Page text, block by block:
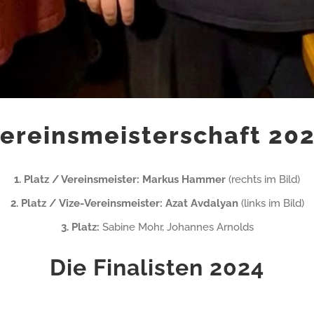
1. Platz / Vereinsmeister: Markus Hammer (rechts im Bild)
2. Platz / Vize-Vereinsmeister: Azat Avdalyan(links im Bild)
3. Platz: Sabine Mohr, Johannes Arnolds
Die Finalisten 2024